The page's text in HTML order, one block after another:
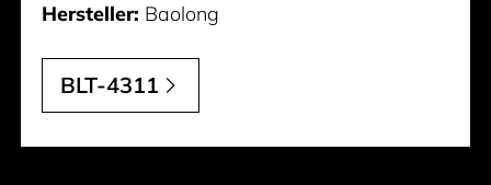
Hersteller: Baolong
BLT-4311